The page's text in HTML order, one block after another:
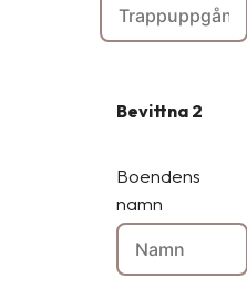
Bevittna 2
Boendens
namn